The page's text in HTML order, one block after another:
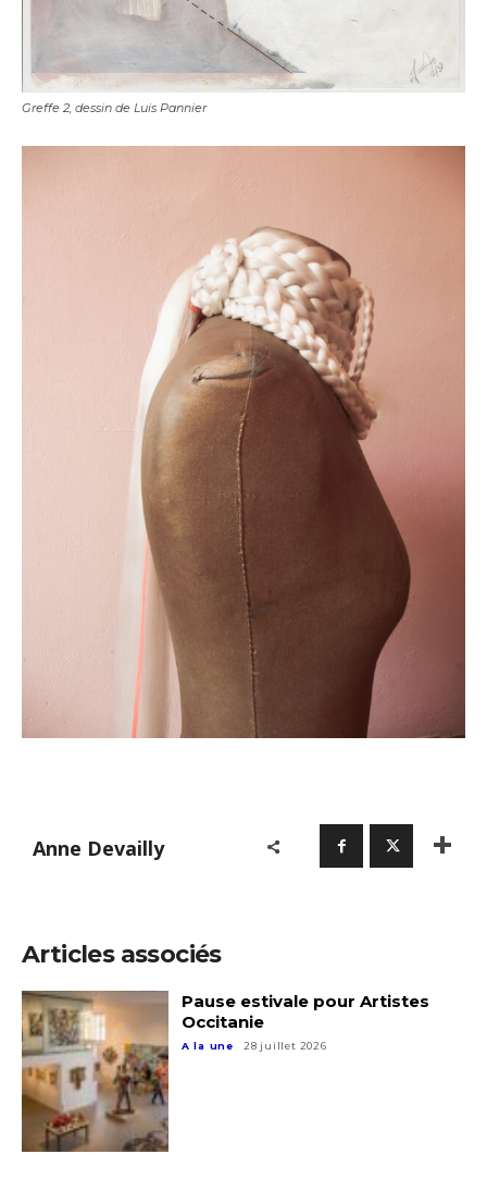
Statut / Organisation
J'accepte les termes et conditions
* Champ obligatoire
Statut / Organisation
termes et conditions
* Champ obligatoire
Greffe 2, dessin de Luis Pannier
Anne Devailly
Articles associés
Pause estivale pour Artistes
Occitanie
A la une 28 juillet 2026